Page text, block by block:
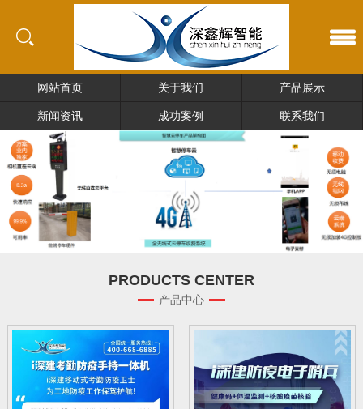
网站首页 关于我们 产品展示
新闻资讯 成功案例 联系我们
PRODUCTS CENTER
产品中心